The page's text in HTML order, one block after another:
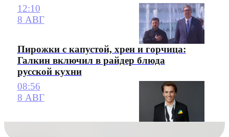
12:10
8 АВГ
Пирожки с капустой, хрен и горчица:
Галкин включил в райдер блюда
русской кухни
08:56
8 АВГ